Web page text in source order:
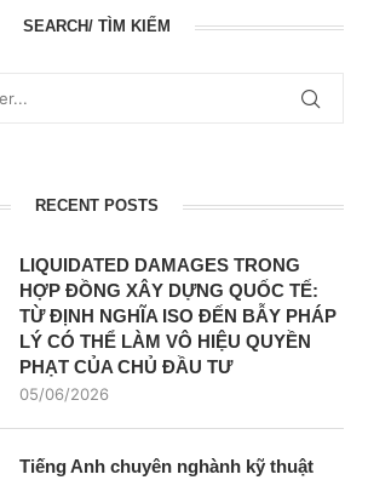
SEARCH/ TÌM KIẾM
RECENT POSTS
LIQUIDATED DAMAGES TRONG
HỢP ĐỒNG XÂY DỰNG QUỐC TẾ:
TỪ ĐỊNH NGHĨA ISO ĐẾN BẪY PHÁP
LÝ CÓ THỂ LÀM VÔ HIỆU QUYỀN
PHẠT CỦA CHỦ ĐẦU TƯ
05/06/2026
Tiếng Anh chuyên nghành kỹ thuật